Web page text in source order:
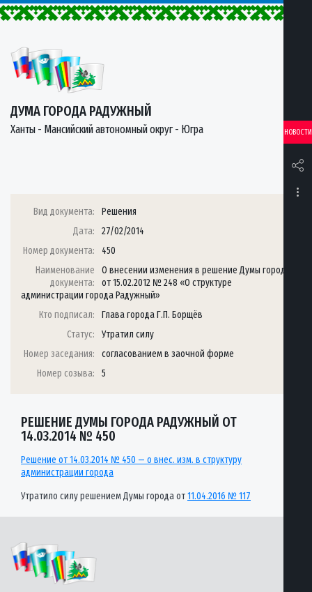
ДУМА ГОРОДА РАДУЖНЫЙ
Ханты - Мансийский автономный округ - Югра НОВОСТИ
Вид документа:
Решения
Дата:
27/02/2014
Номер документа:
450
Наименование
документа:
О внесении изменения в решение Думы города
от 15.02.2012 № 248 «О структуре
администрации города Радужный»
Кто подписал:
Глава города Г.П. Борщёв
Статус:
Утратил силу
Номер заседания:
согласованием в заочной форме
Номер созыва:
5
РЕШЕНИЕ ДУМЫ ГОРОДА РАДУЖНЫЙ ОТ
14.03.2014 № 450
Решение от 14.03.2014 № 450 — о внес. изм. в структуру
администрации города
Утратило силу решением Думы города от11.04.2016 № 117